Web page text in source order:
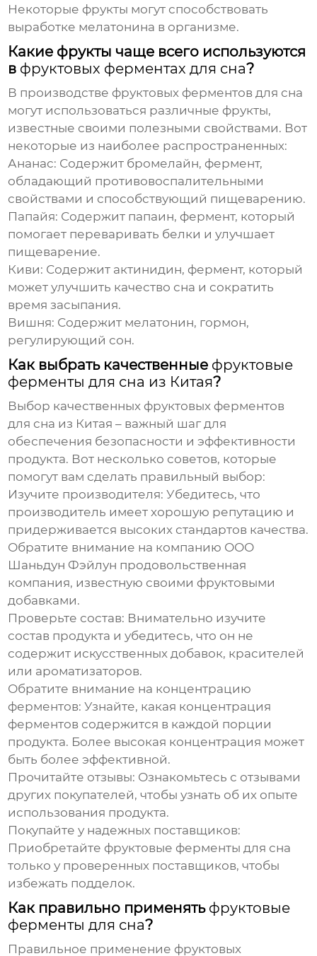
Некоторые фрукты могут способствовать
выработке мелатонина в организме.
Какие фрукты чаще всего используются
в фруктовых ферментах для сна?
В производстве фруктовых ферментов для сна
могут использоваться различные фрукты,
известные своими полезными свойствами. Вот
некоторые из наиболее распространенных:
Ананас: Содержит бромелайн, фермент,
обладающий противовоспалительными
свойствами и способствующий пищеварению.
Папайя: Содержит папаин, фермент, который
помогает переваривать белки и улучшает
пищеварение.
Киви: Содержит актинидин, фермент, который
может улучшить качество сна и сократить
время засыпания.
Вишня: Содержит мелатонин, гормон,
регулирующий сон.
Как выбрать качественные фруктовые
ферменты для сна из Китая?
Выбор качественных фруктовых ферментов
для сна из Китая – важный шаг для
обеспечения безопасности и эффективности
продукта. Вот несколько советов, которые
помогут вам сделать правильный выбор:
Изучите производителя: Убедитесь, что
производитель имеет хорошую репутацию и
придерживается высоких стандартов качества.
Обратите внимание на компанию ООО
Шаньдун Фэйлун продовольственная
компания, известную своими фруктовыми
добавками.
Проверьте состав: Внимательно изучите
состав продукта и убедитесь, что он не
содержит искусственных добавок, красителей
или ароматизаторов.
Обратите внимание на концентрацию
ферментов: Узнайте, какая концентрация
ферментов содержится в каждой порции
продукта. Более высокая концентрация может
быть более эффективной.
Прочитайте отзывы: Ознакомьтесь с отзывами
других покупателей, чтобы узнать об их опыте
использования продукта.
Покупайте у надежных поставщиков:
Приобретайте фруктовые ферменты для сна
только у проверенных поставщиков, чтобы
избежать подделок.
Как правильно применять фруктовые
ферменты для сна?
Правильное применение фруктовых